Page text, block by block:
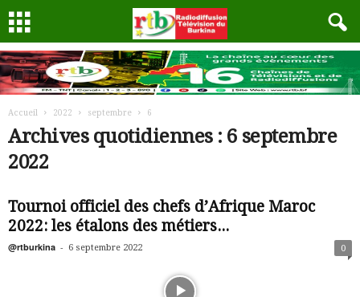
Accueil 2022 septembre 6
Archives quotidiennes : 6 septembre
2022
Tournoi officiel des chefs d’Afrique Maroc
2022: les étalons des métiers...
@rtburkina - 6 septembre 2022 0